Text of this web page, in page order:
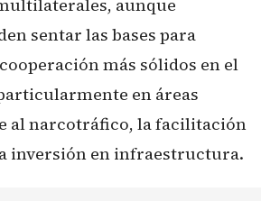
aunque
sentar las bases para
más sólidos en el
en áreas
al narcotráfico, la facilitación
inversión en infraestructura.